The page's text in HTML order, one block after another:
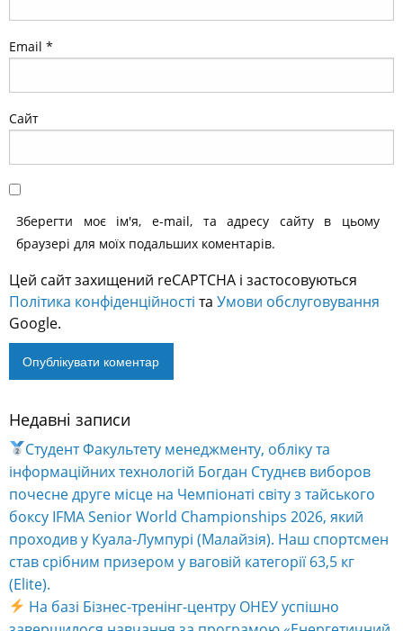
Email *
Сайт
Зберегти моє ім'я, e-mail, та адресу сайту в цьому
браузері для моїх подальших коментарів.
Цей сайт захищений reCAPTCHA і застосовуються
Політика конфіденційності та Умови обслуговування
Google.
Alternative:
Недавні записи
Студент Факультету менеджменту, обліку та
інформаційних технологій Богдан Студнєв виборов
почесне друге місце на Чемпіонаті світу з тайського
боксу IFMA Senior World Championships 2026, який
проходив у Куала-Лумпурі (Малайзія). Наш спортсмен
став срібним призером у ваговій категорії 63,5 кг
(Elite).
На базі Бізнес-тренінг-центру ОНЕУ успішно